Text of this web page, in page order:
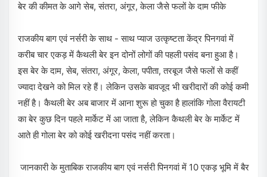
बेर की कीमत के आगे सेब, संतरा, अंगूर, केला जैसे फलों के दाम फीके
राजकीय बाग एवं नर्सरी के साथ - साथ प्याज उत्कृष्टता केंद्र पिनगवां में
करीब चार एकड़ में कैथली बेर इन दोनों लोगों की पहली पसंद बना हुआ है।
इस बेर के दाम, सेब, संतरा, अंगूर, केला, पपीता, तरबूज जैसे फलों से कहीं
ज्यादा देखने को मिल रहे हैं। लेकिन उसके बावजूद भी खरीदारों की कोई कमी
नहीं है। कैथली बेर अब बाजार में आना शुरू हो चुका है हालांकि गोला वैरायटी
का बेर कुछ दिन पहले मार्केट में आ जाता है, लेकिन कैथली बेर के मार्केट में
आते ही गोला बेर को कोई खरीदना पसंद नहीं करता।
जानकारी के मुताबिक राजकीय बाग एवं नर्सरी पिनगवां में 10 एकड़ भूमि में बैर